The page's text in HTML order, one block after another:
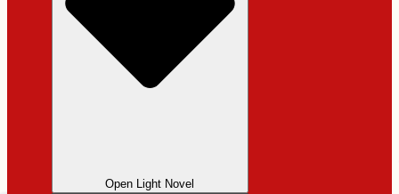
Open Light Novel